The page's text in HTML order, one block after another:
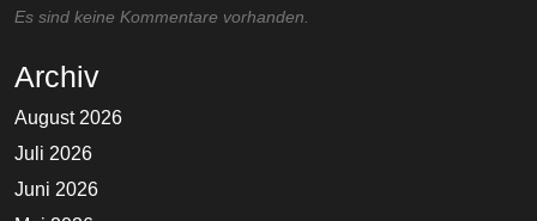
Es sind keine Kommentare vorhanden.
Archiv
August 2026
Juli 2026
Juni 2026